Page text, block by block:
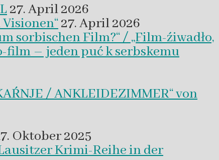
27. April 2026
27. April 2026
sorbischen Film?“ / „Film-źiwadło,
film – jeden puć k serbskemu
/ ANKLEIDEZIMMER“ von
Oktober 2025
Krimi-Reihe in der